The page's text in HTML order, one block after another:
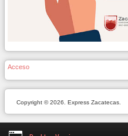
Acceso
Copyright © 2026. Express Zacatecas.